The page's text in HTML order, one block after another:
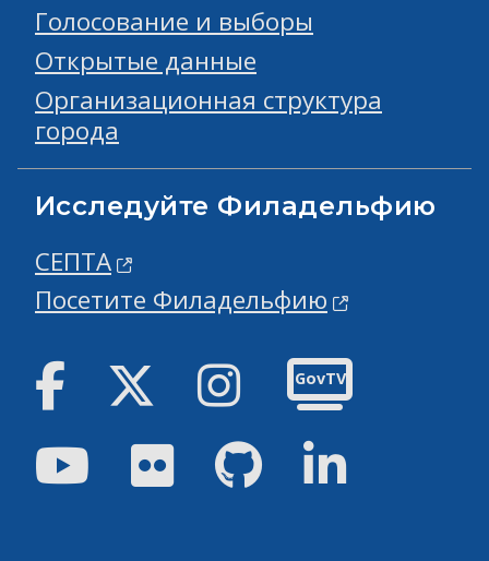
Голосование и выборы
Открытые данные
Организационная структура
города
Исследуйте Филадельфию
СЕПТА
Посетите Филадельфию
Facebook Твиттер инстаграм
GovTV
YoutubeFlickr GitHub